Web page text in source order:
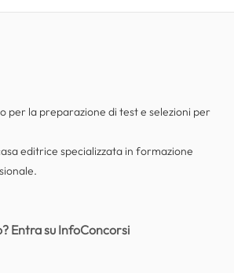
per la preparazione di test e selezioni per
editrice specializzata in formazione
Entra su InfoConcorsi